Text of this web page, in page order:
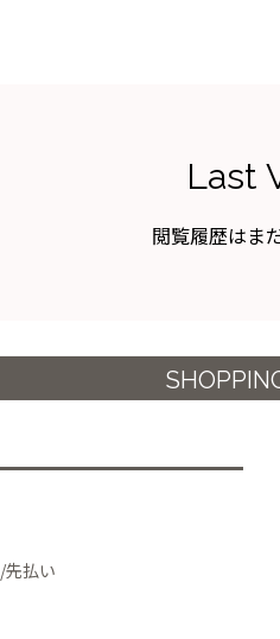
Last
閲覧履歴はま
払い